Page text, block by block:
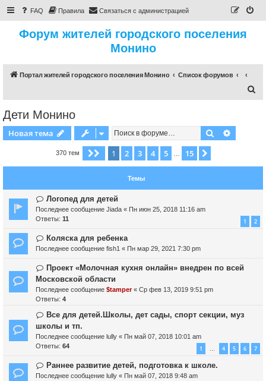
FAQ Правила Связаться с администрацией
Форум жителей городского поселения
Монино
Портал жителей городского поселения Монино
Список форумов
Дети Монино
Новая тема Поиск
370 тем Страница из 15
1 2 3 4 5 15
Темы
Логопед для детей
Последнее сообщение Jiada « Пн июн 25, 2018 11:16 am
Ответы: 11 1 2
Коляска для ребенка
Последнее сообщение fish1 « Пн мар 29, 2021 7:30 pm
Проект «Молочная кухня онлайн» внедрен по всей
Московской области
Последнее сообщение $tamper« Ср фев 13, 2019 9:51 pm
Ответы: 4
Все для детей.Школы, дет сады, спорт секции, муз
школы и тп.
Последнее сообщение lully « Пн май 07, 2018 10:01 am
Ответы: 64 1 … 4 5 6 7
Раннее развитие детей, подготовка к школе.
Последнее сообщение lully « Пн май 07, 2018 9:48 am